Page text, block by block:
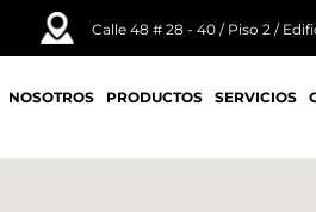
Calle 48 # 28 - 40 / Piso 2 /
NOSOTROS PRODUCTOS SERVICIOS